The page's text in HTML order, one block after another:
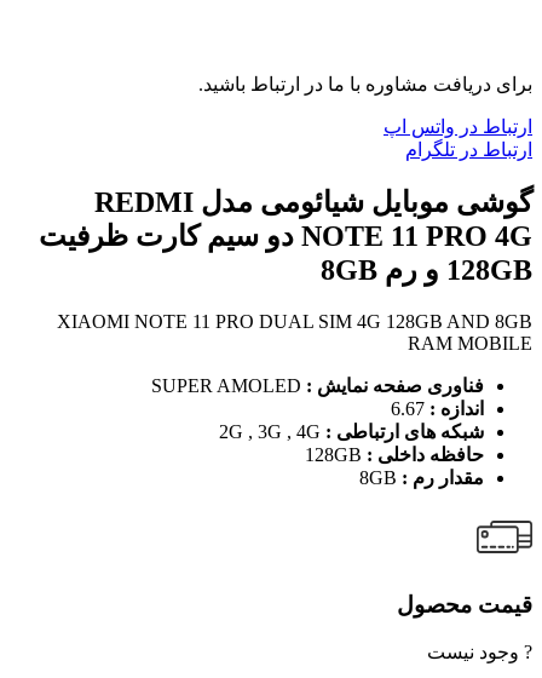
برای دریافت مشاوره با ما در ارتباط باشید.
ارتباط در واتس اپ
ارتباط در تلگرام
گوشی موبایل شیائومی مدل REDMI
NOTE 11 PRO 4G دو سیم کارت ظرفیت
128GB و رم 8GB
XIAOMI NOTE 11 PRO DUAL SIM 4G 128GB AND 8GB
RAM MOBILE
فناوری صفحه نمایش :
اندازه :
شبکه های ارتباطی :
حافظه داخلی :
مقدار رم :
قیمت محصول
? وجود نیست